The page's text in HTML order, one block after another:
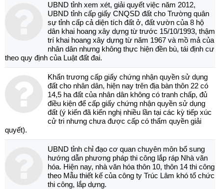
UBND tỉnh xem xét, giải quyết việc năm 2012,
UBND tỉnh cấp giấy CNQSD đất cho Trường quân
sự tỉnh cấp cả diện tích đất ở, đất vườn của 8 hộ
dân khai hoang xây dựng từ trước 15/10/1993, thậm
trí khai hoang xây dựng từ năm 1967 và mồ mả của
nhân dân nhưng không thực hiện đền bù, tái định cư
theo quy định của Luật đất đai.
Khẩn trương cấp giấy chứng nhận quyền sử dụng
đất cho nhân dân, hiện nay trên địa bàn thôn 22 có
14,5 ha đất của nhân dân không có tranh chấp, đủ
điều kiện để cấp giấy chứng nhận quyền sử dụng
đất (ý kiến đã kiến nghị nhiều lần tại các kỳ tiếp xúc
cử tri nhưng chưa được cấp có thẩm quyền giải
quyết).
UBND tỉnh chỉ đạo cơ quan chuyên môn bổ sung
hướng dẫn phương pháp thi công lắp ráp Nhà văn
hóa. Hiện nay, nhà văn hóa thôn 10, thôn 14 thi công
theo Mẫu thiết kế của công ty Trúc Lâm khó tổ chức
thi công, lắp dựng.